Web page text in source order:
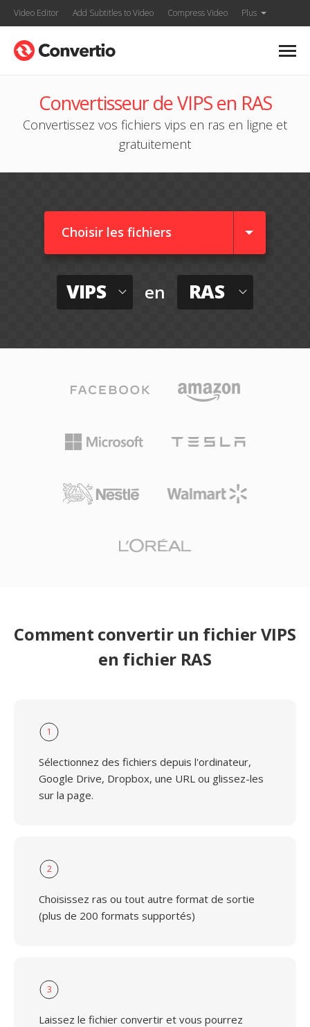
Video Editor Add Subtitles to Video Compress Video Plus
Convertisseur de VIPS en RAS
Convertissez vos fichiers vips en ras en ligne et
gratuitement
Choisir les fichiers
VIPS en RAS
Comment convertir un fichier VIPS
en fichier RAS
1
Sélectionnez des fichiers depuis l'ordinateur,
Google Drive, Dropbox, une URL ou glissez-les
sur la page.
2
Choisissez ras ou tout autre format de sortie
(plus de 200 formats supportés)
3
Laissez le fichier convertir et vous pourrez